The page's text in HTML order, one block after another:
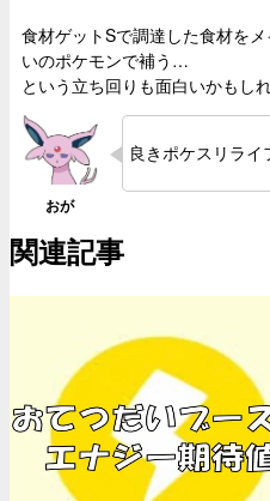
食材ゲットSで調達した食材を
いのポケモンで補う…
という立ち回りも面白いかもし
良きポケスリライ
関連記事